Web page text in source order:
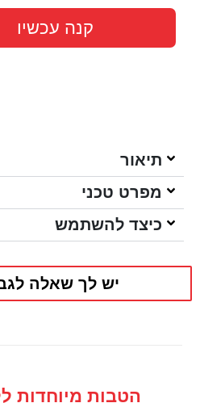
קנה עכשיו
תיאור
מפרט טכני
כיצד להשתמש
יש לך שאלה
הטבות מיוחדות